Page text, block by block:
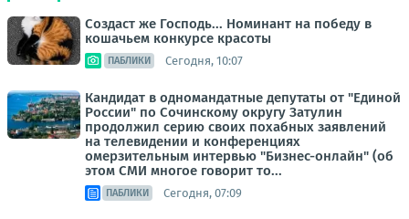
Создаст же Господь... Номинант на победу в
кошачьем конкурсе красоты
ПАБЛИКИ Сегодня, 10:07
Кандидат в одномандатные депутаты от "Единой
России" по Сочинскому округу Затулин
продолжил серию своих похабных заявлений
на телевидении и конференциях
омерзительным интервью "Бизнес-онлайн" (об
этом СМИ многое говорит то...
ПАБЛИКИ Сегодня, 07:09